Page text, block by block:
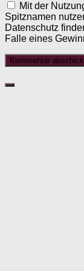
Mit der
Spitznamen
Datenschutz
Falle eines